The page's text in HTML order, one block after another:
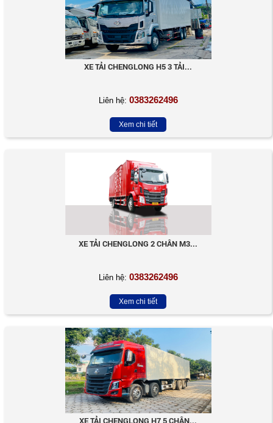
XE TẢI CHENGLONG H5 3 TẢI...
Liên hệ: 0383262496
Xem chi tiết
XE TẢI CHENGLONG 2 CHÂN M3...
Liên hệ: 0383262496
Xem chi tiết
XE TẢI CHENGLONG H7 5 CHÂN...